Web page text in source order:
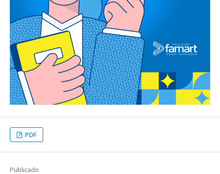
PDF
Publicado